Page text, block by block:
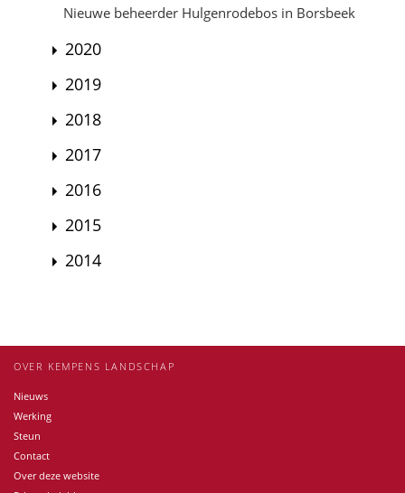
Nieuwe beheerder Hulgenrodebos in Borsbeek
2020
2019
2018
2017
2016
2015
2014
OVER KEMPENS LANDSCHAP
Nieuws
Werking
Steun
Contact
Over deze website